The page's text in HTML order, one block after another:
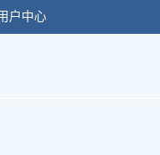
户中心